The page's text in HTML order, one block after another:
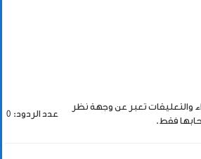
والتعليقات تعبر عن وجهة نظر
فقط.
عدد الردود: 0